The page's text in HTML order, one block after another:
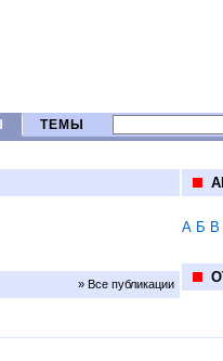
ТЕМЫ
» Все публикации
А Б В